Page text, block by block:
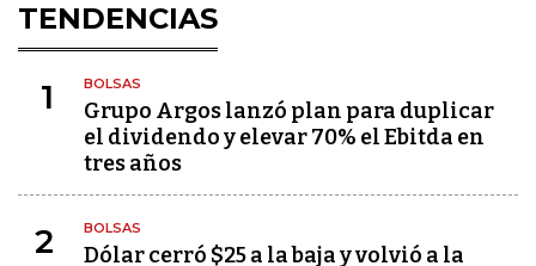
TENDENCIAS
1 BOLSAS
Grupo Argos lanzó plan para duplicar
el dividendo y elevar 70% el Ebitda en
tres años
2 BOLSAS
Dólar cerró $25 a la baja y volvió a la